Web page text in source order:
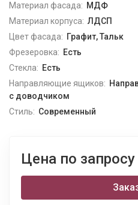
Материал фасада: МДФ
Материал корпуса: ЛДСП
Цвет фасада: Графит, Тальк
Фрезеровка: Есть
Стекла: Есть
Направляющие ящиков:
с доводчиком
Стиль: Современный
Цена по запросу